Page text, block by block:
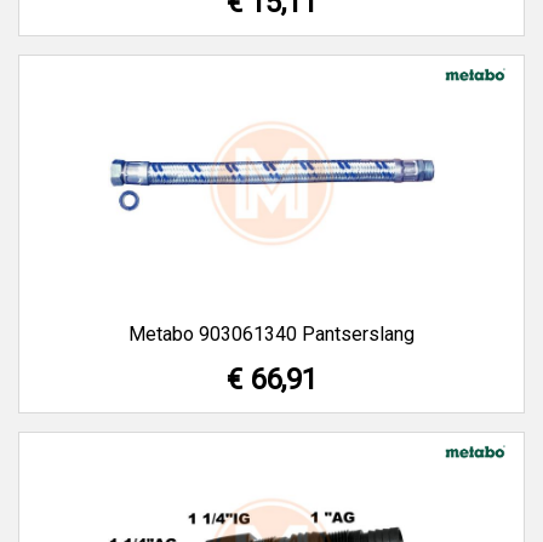
Metabo 903061340 Pantserslang
€ 66,91